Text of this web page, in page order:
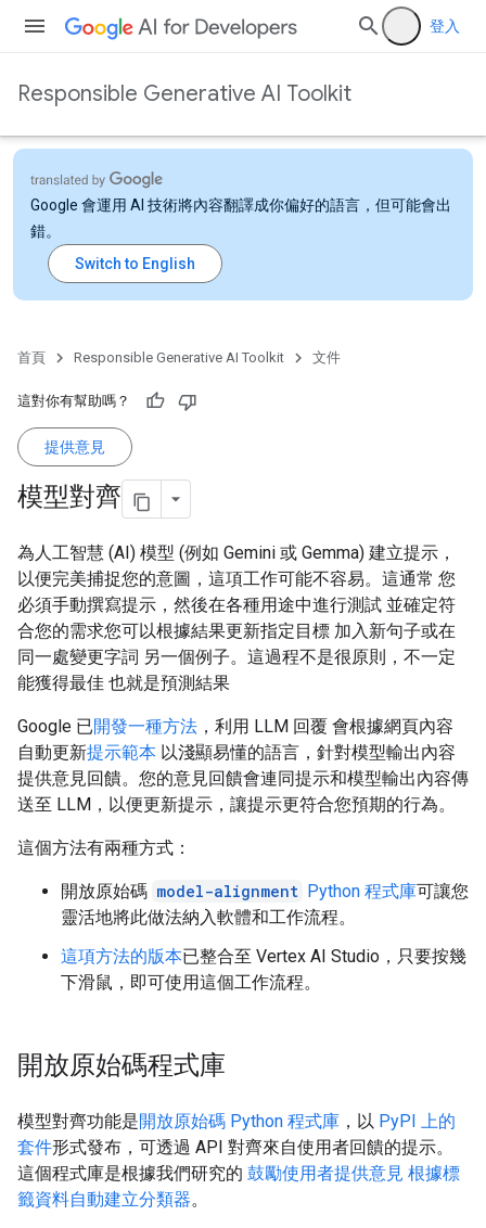
登入
Responsible Generative AI Toolkit
Google 會運用 AI 技術將內容翻譯成你偏好的語言，但可能會出
錯。
首頁 Responsible Generative AI Toolkit 文件
這對你有幫助嗎？
提供意見
模型對齊
為人工智慧 (AI) 模型 (例如 Gemini 或 Gemma) 建立提示，
以便完美捕捉您的意圖，這項工作可能不容易。這通常 您
必須手動撰寫提示，然後在各種用途中進行測試 並確定符
合您的需求您可以根據結果更新指定目標 加入新句子或在
同一處變更字詞 另一個例子。這過程不是很原則，不一定
能獲得最佳 也就是預測結果
Google 已開發一種方法 ，利用 LLM 回覆 會根據網頁內容
自動更新提示範本 以淺顯易懂的語言，針對模型輸出內容
提供意見回饋。您的意見回饋會連同提示和模型輸出內容傳
送至 LLM，以便更新提示，讓提示更符合您預期的行為。
這個方法有兩種方式：
開放原始碼 model-alignment Python 程式庫可讓您
靈活地將此做法納入軟體和工作流程。
這項方法的版本已整合至 Vertex AI Studio，只要按幾
下滑鼠，即可使用這個工作流程。
開放原始碼程式庫
模型對齊功能是開放原始碼 Python 程式庫 ，以 PyPI 上的
套件形式發布，可透過 API 對齊來自使用者回饋的提示。
這個程式庫是根據我們研究的 鼓勵使用者提供意見 根據標
籤資料自動建立分類器。